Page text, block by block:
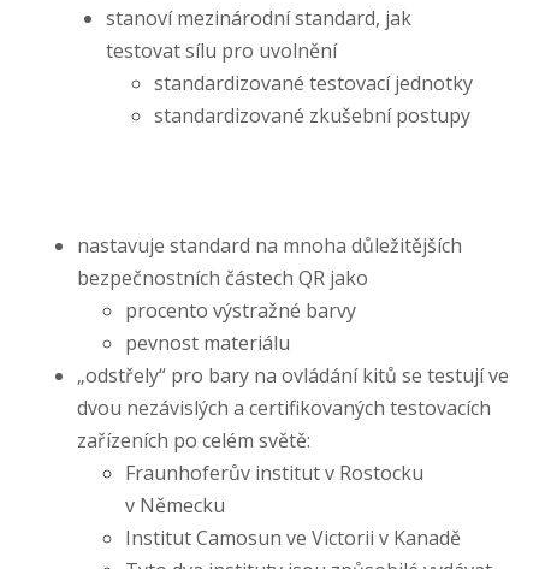
stanoví mezinárodní standard, jak
testovat sílu pro uvolnění
standardizované testovací jednotky
standardizované zkušební postupy
nastavuje standard na mnoha důležitějších
bezpečnostních částech QR jako
procento výstražné barvy
pevnost materiálu
„odstřely“ pro bary na ovládání kitů se testují ve
dvou nezávislých a certifikovaných testovacích
zařízeních po celém světě:
Fraunhoferův institut v Rostocku
v Německu
Institut Camosun ve Victorii v Kanadě